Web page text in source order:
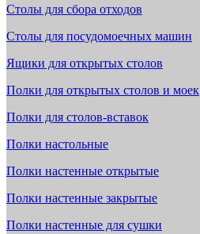
Столы для сбора отходов
Столы для посудомоечных машин
Ящики для открытых столов
Полки для открытых столов и моек
Полки для столов-вставок
Полки настольные
Полки настенные открытые
Полки настенные закрытые
Полки настенные для сушки